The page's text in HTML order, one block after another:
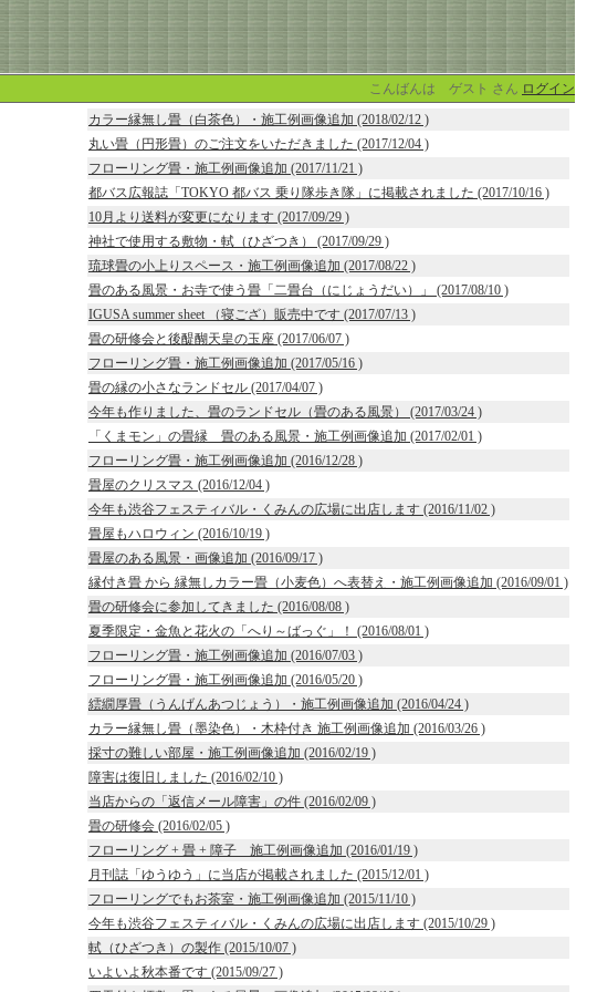
こんばんは ゲスト さん ログイン
カラー縁無し畳（白茶色）・施工例画像追加 (2018/02/12 )
丸い畳（円形畳）のご注文をいただきました (2017/12/04 )
フローリング畳・施工例画像追加 (2017/11/21 )
都バス広報誌「TOKYO 都バス 乗り隊歩き隊」に掲載されました (2017/10/16 )
10月より送料が変更になります (2017/09/29 )
神社で使用する敷物・軾（ひざつき） (2017/09/29 )
琉球畳の小上りスペース・施工例画像追加 (2017/08/22 )
畳のある風景・お寺で使う畳「二畳台（にじょうだい）」 (2017/08/10 )
IGUSA summer sheet （寝ござ）販売中です (2017/07/13 )
畳の研修会と後醍醐天皇の玉座 (2017/06/07 )
フローリング畳・施工例画像追加 (2017/05/16 )
畳の縁の小さなランドセル (2017/04/07 )
今年も作りました、畳のランドセル（畳のある風景） (2017/03/24 )
「くまモン」の畳縁 畳のある風景・施工例画像追加 (2017/02/01 )
フローリング畳・施工例画像追加 (2016/12/28 )
畳屋のクリスマス (2016/12/04 )
今年も渋谷フェスティバル・くみんの広場に出店します (2016/11/02 )
畳屋もハロウィン (2016/10/19 )
畳屋のある風景・画像追加 (2016/09/17 )
縁付き畳 から 縁無しカラー畳（小麦色）へ表替え・施工例画像追加 (2016/09/01 )
畳の研修会に参加してきました (2016/08/08 )
夏季限定・金魚と花火の「へり～ばっぐ」！ (2016/08/01 )
フローリング畳・施工例画像追加 (2016/07/03 )
フローリング畳・施工例画像追加 (2016/05/20 )
繧繝厚畳（うんげんあつじょう）・施工例画像追加 (2016/04/24 )
カラー縁無し畳（墨染色）・木枠付き 施工例画像追加 (2016/03/26 )
採寸の難しい部屋・施工例画像追加 (2016/02/19 )
障害は復旧しました (2016/02/10 )
当店からの「返信メール障害」の件 (2016/02/09 )
畳の研修会 (2016/02/05 )
フローリング + 畳 + 障子 施工例画像追加 (2016/01/19 )
月刊誌「ゆうゆう」に当店が掲載されました (2015/12/01 )
フローリングでもお茶室・施工例画像追加 (2015/11/10 )
今年も渋谷フェスティバル・くみんの広場に出店します (2015/10/29 )
軾（ひざつき）の製作 (2015/10/07 )
いよいよ秋本番です (2015/09/27 )